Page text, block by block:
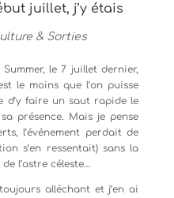
juillet, j’y étais
& Sorties
le 7 juillet dernier,
le moins que l’on puisse
d’y faire un saut rapide le
présence. Mais je pense
l’événement perdait de
s’en ressentait) sans la
l’astre céleste…
alléchant et j’en ai